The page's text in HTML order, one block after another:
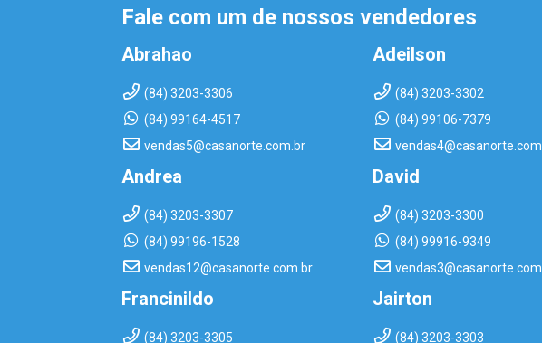
Fale com um de nossos vendedores
Abrahao
(84) 3203-3306
(84) 99164-4517
vendas5@casanorte.com.br
Adeilson
(84) 3203-3302
(84) 99106-7379
Andrea
(84) 3203-3307
(84) 99196-1528
vendas12@casanorte.com.br
David
(84) 3203-3300
(84) 99916-9349
Francinildo
(84) 3203-3305
Jairton
(84) 3203-3303